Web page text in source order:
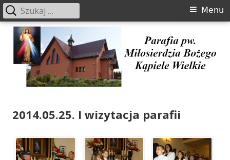
Przeskocz
treści
Kąpiele Wielkie
Menu
główne
Menu
Szukaj:
2014.05.25. I wizytacja parafii